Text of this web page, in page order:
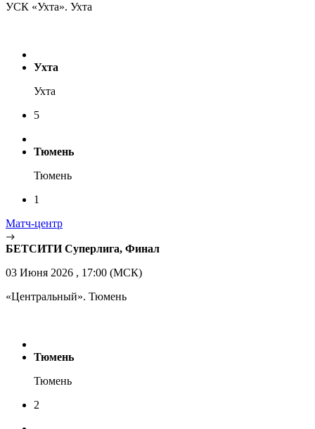
УСК «Ухта». Ухта
Ухта
Ухта
5
Тюмень
Тюмень
1
Матч-центр
БЕТСИТИ Суперлига, Финал
03 Июня 2026 , 17:00 (МСК)
«Центральный». Тюмень
Тюмень
Тюмень
2